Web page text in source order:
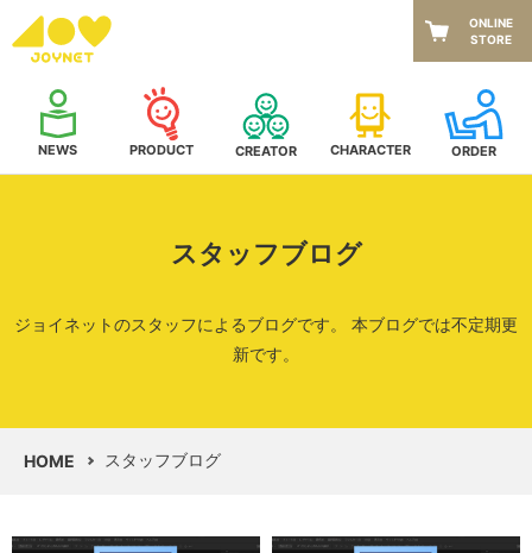
NEWS PRODUCT CREATOR CHARACTER ORDER
ONLINE
STORE
スタッフブログ
ジョイネットのスタッフによるブログです。
本ブログでは不定期更
新です。
HOME スタッフブログ